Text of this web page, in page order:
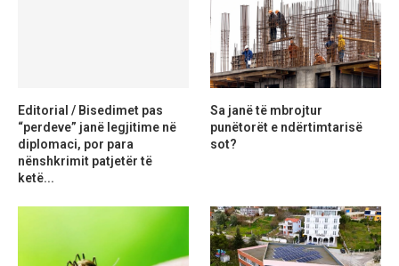
Editorial / Bisedimet pas
“perdeve” janë legjitime në
diplomaci, por para
nënshkrimit patjetër të
ketë...
Sa janë të mbrojtur
punëtorët e ndërtimtarisë
sot?